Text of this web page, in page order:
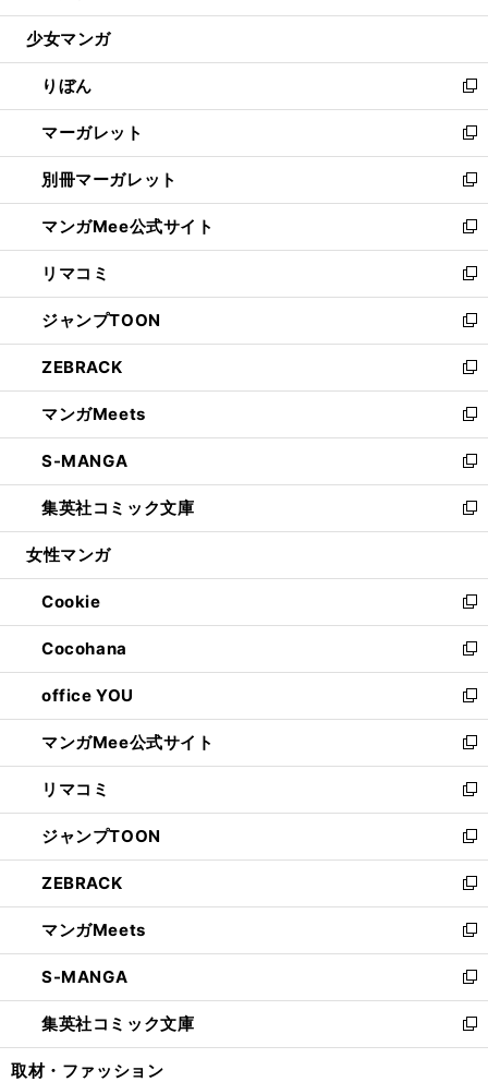
開
ウ
開
く
ン
ウ
で
開
く
ウ
ン
ド
ウ
で
開
く
し
ウ
ィ
ン
ド
ウ
で
開
く
少女マンガ
りぼん
新
し
い
ウ
ィ
ン
ド
ウ
で
開
く
マーガレット
新
し
い
ウ
ィ
ン
ド
ウ
で
開
く
別冊マーガレット
新
し
い
ウ
ィ
ン
ド
ウ
で
開
く
マンガMee公式サイト
新
し
い
ウ
ィ
ン
ド
ウ
で
開
く
リマコミ
新
し
い
ウ
ィ
ン
ド
ウ
で
開
く
ジャンプTOON
新
し
い
ウ
ィ
ン
ド
ウ
で
開
ZEBRACK
新
し
い
ウ
ィ
ン
ド
ウ
開
く
マンガMeets
新
し
い
ウ
ィ
ン
ウ
で
開
く
S-MANGA
新
し
い
ウ
ン
ド
ウ
で
開
く
集英社コミック文庫
新
し
ウ
ィ
ン
ド
ウ
で
開
く
女性マンガ
Cookie
新
し
い
ウ
ィ
ン
ド
ウ
で
開
く
Cocohana
新
し
い
ウ
ィ
ン
ド
ウ
で
開
く
office YOU
新
し
い
ウ
ィ
ン
ド
ウ
で
開
く
マンガMee公式サイト
新
し
い
ウ
ィ
ン
ド
ウ
で
開
く
リマコミ
新
し
い
ウ
ィ
ン
ド
ウ
で
開
く
ジャンプTOON
新
し
い
ウ
ィ
ン
ド
ウ
で
開
ZEBRACK
新
し
い
ウ
ィ
ン
ド
ウ
マンガMeets
新
し
い
ウ
ィ
ン
S-MANGA
新
し
い
ウ
集英社コミック文庫
新
し
取材・ファッション